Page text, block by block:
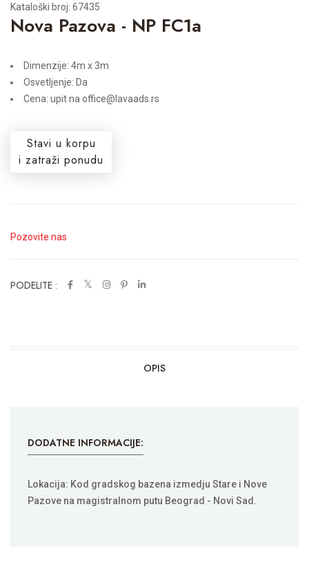
Kataloški broj: 67435
Nova Pazova - NP FC1a
Dimenzije: 4m x 3m
Osvetljenje: Da
Cena: upit na office@lavaads.rs
Stavi u korpu
i zatraži ponudu
Pozovite nas
PODELITE :
OPIS
DODATNE INFORMACIJE:
Lokacija: Kod gradskog bazena izmedju Stare i Nove
Pazove na magistralnom putu Beograd - Novi Sad.